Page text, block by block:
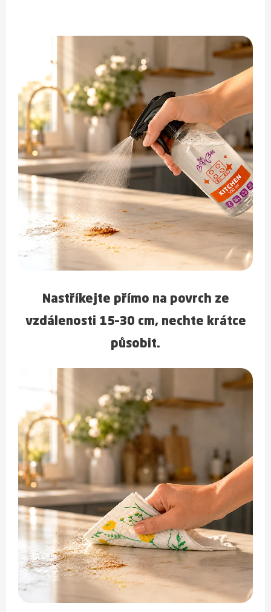
Nastříkejte přímo na povrch ze
vzdálenosti 15–30 cm, nechte krátce
působit.